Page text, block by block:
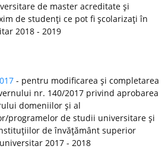
de master acreditate şi
de studenţi ce pot fi şcolarizaţi în
2018 - 2019
- pentru modificarea şi completarea
nr. 140/2017 privind aprobarea
domeniilor şi al
programelor de studii universitare şi
de învăţământ superior
2017 - 2018